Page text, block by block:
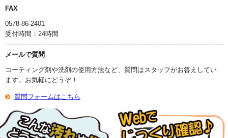
FAX
0578-86-2401
受付時間：24時間
メールで質問
コーティング剤や洗剤の使用方法など、質問はスタッフがお答えしてい
ます。お気軽にどうぞ！
質問フォームはこちら